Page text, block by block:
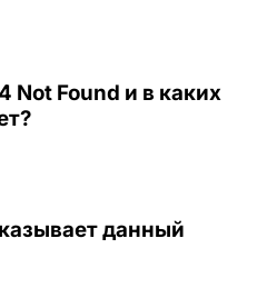
Not Found и в каких
данный